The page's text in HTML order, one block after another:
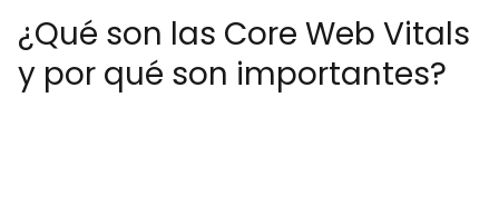
¿Qué son las Core Web Vitals
y por qué son importantes?